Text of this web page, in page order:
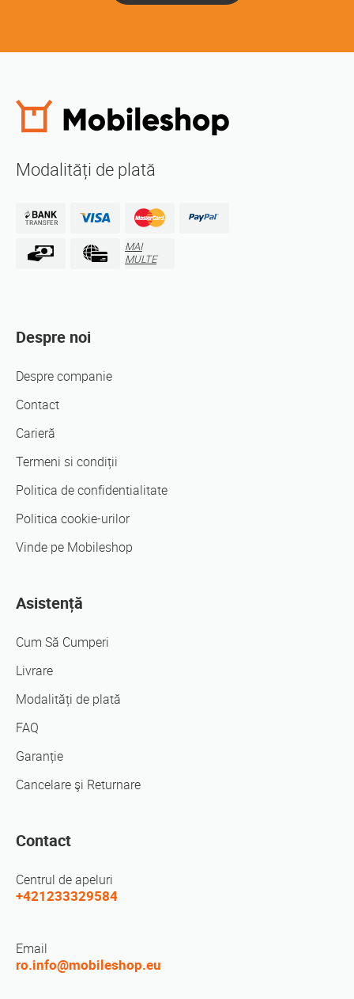
Modalități de plată
MAI
MULTE
Despre noi
Despre companie
Contact
Carieră
Termeni si condiții
Politica de confidentialitate
Politica cookie-urilor
Vinde pe Mobileshop
Asistență
Cum Să Cumperi
Livrare
Modalități de plată
FAQ
Garanție
Cancelare şi Returnare
Contact
Centrul de apeluri
+421233329584
Email
ro.info@mobileshop.eu